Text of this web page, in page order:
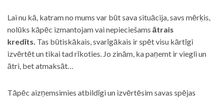
Lai nu kā, katram no mums var būt sava situācija, savs mērķis,
nolūks kāpēc izmantojam vai nepieciešams ātrais
kredīts. Tas būtiskākais, svarīgākais ir spēt visu kārtīgi
izvērtēt un tikai tad rīkoties. Jo zinām, ka paņemt ir viegli un
ātri, bet atmaksāt…
Tāpēc aizņemsimies atbildīgi un izvērtēsim savas spējas